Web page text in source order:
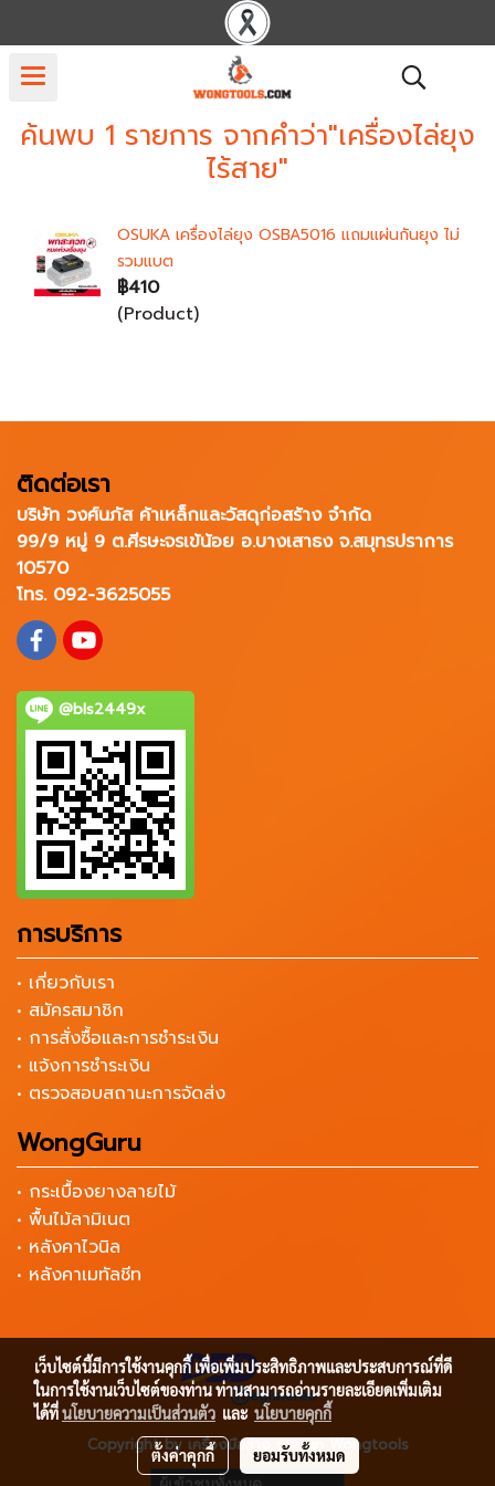
ค้นพบ 1 รายการ จากคำว่า"เครื่องไล่ยุง
ไร้สาย"
OSUKA เครื่องไล่ยุง OSBA5016 แถมแผ่นกันยุง ไม่
รวมแบต
฿410
(Product)
ติดต่อเรา
บริษัท วงศ์นภัส ค้าเหล็กและวัสดุก่อสร้าง จำกัด
99/9 หมู่ 9 ต.ศีรษะจรเข้น้อย อ.บางเสาธง จ.สมุทรปราการ
10570
โทร. 092-3625055
@bls2449x
การบริการ
• เกี่ยวกับเรา
• สมัครสมาชิก
• การสั่งซื้อและการชำระเงิน
• แจ้งการชำระเงิน
• ตรวจสอบสถานะการจัดส่ง
WongGuru
• กระเบื้องยางลายไม้
• พื้นไม้ลามิเนต
• หลังคาไวนิล
• หลังคาเมทัลชีท
Copyright by เครื่องมือช่าง ราคาถูก Wongtools
เว็บไซต์นี้มีการใช้งานคุกกี้ เพื่อเพิ่มประสิทธิภาพและประสบการณ์ที่ดี
ในการใช้งานเว็บไซต์ของท่าน ท่านสามารถอ่านรายละเอียดเพิ่มเติม
ได้ที่นโยบายความเป็นส่วนตัว และ นโยบายคุกกี้
ตั้งค่าคุกกี้ ยอมรับทั้งหมด